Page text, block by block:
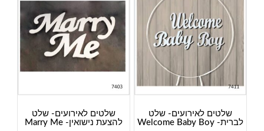
האפשרויות
בעמוד
המוצר
שלטים לאירועים- שלט
לברית- Welcome Baby Boy
שלטים לאירועים- שלט
להצעת נישואין- Marry Me